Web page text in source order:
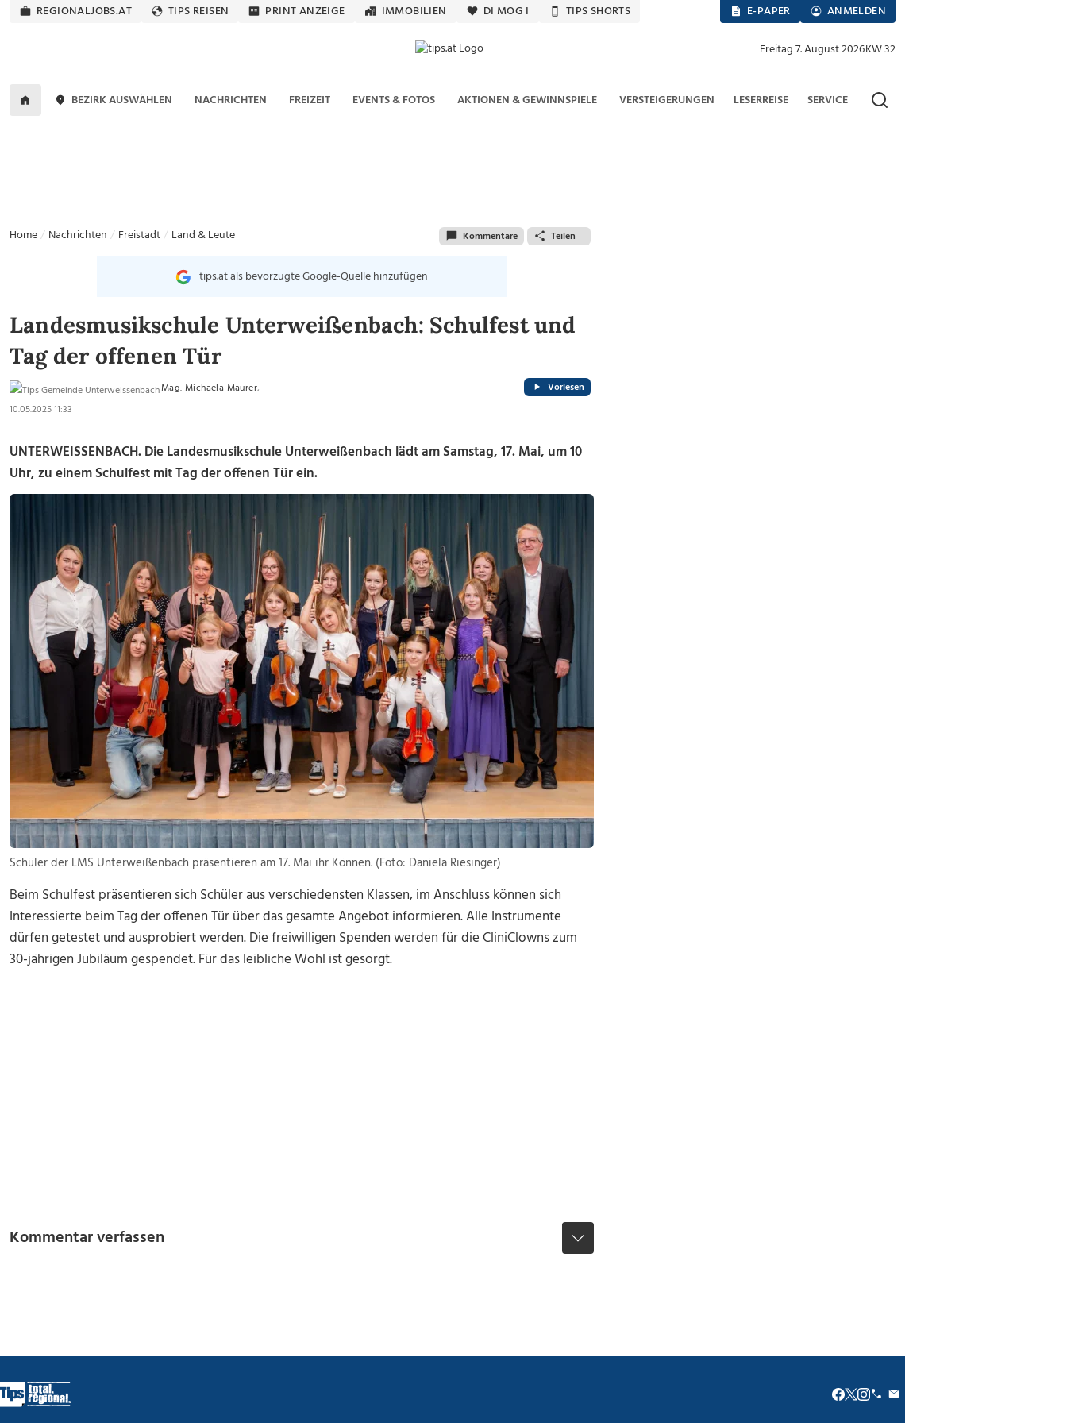
REGIONALJOBS.AT TIPS REISEN PRINT ANZEIGE IMMOBILIEN DI MOG I TIPS SHORTS E-PAPER ANMELDEN
Freitag 7. August 2026KW 32
BEZIRK AUSWÄHLEN NACHRICHTEN FREIZEIT EVENTS & FOTOS AKTIONEN & GEWINNSPIELE VERSTEIGERUNGEN LESERREISE SERVICE
Home Nachrichten Freistadt Land & Leute Kommentare Teilen
tips.at als bevorzugte Google-Quelle hinzufügen
Landesmusikschule Unterweißenbach: Schulfest und
Tag der offenen Tür
Mag. Michaela Maurer,
10.05.2025 11:33
Vorlesen
UNTERWEISSENBACH. Die Landesmusikschule Unterweißenbach lädt am Samstag, 17. Mai, um 10
Uhr, zu einem Schulfest mit Tag der offenen Tür ein.
Schüler der LMS Unterweißenbach präsentieren am 17. Mai ihr Können. (Foto: Daniela Riesinger)
Beim Schulfest präsentieren sich Schüler aus verschiedensten Klassen, im Anschluss können sich
Interessierte beim Tag der offenen Tür über das gesamte Angebot informieren. Alle Instrumente
dürfen getestet und ausprobiert werden. Die freiwilligen Spenden werden für die CliniClowns zum
30-jährigen Jubiläum gespendet. Für das leibliche Wohl ist gesorgt.
Kommentar verfassen